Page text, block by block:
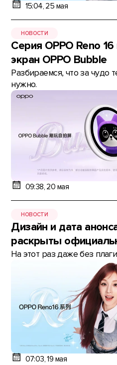
15:04, 25 мая
НОВОСТИ
Серия OPPO Reno
экран OPPO Bubble
Разбираемся, что за чудо
нужно.
09:38, 20 мая
НОВОСТИ
Дизайн и дата
раскрыты
На этот раз даже без
07:03, 19 мая